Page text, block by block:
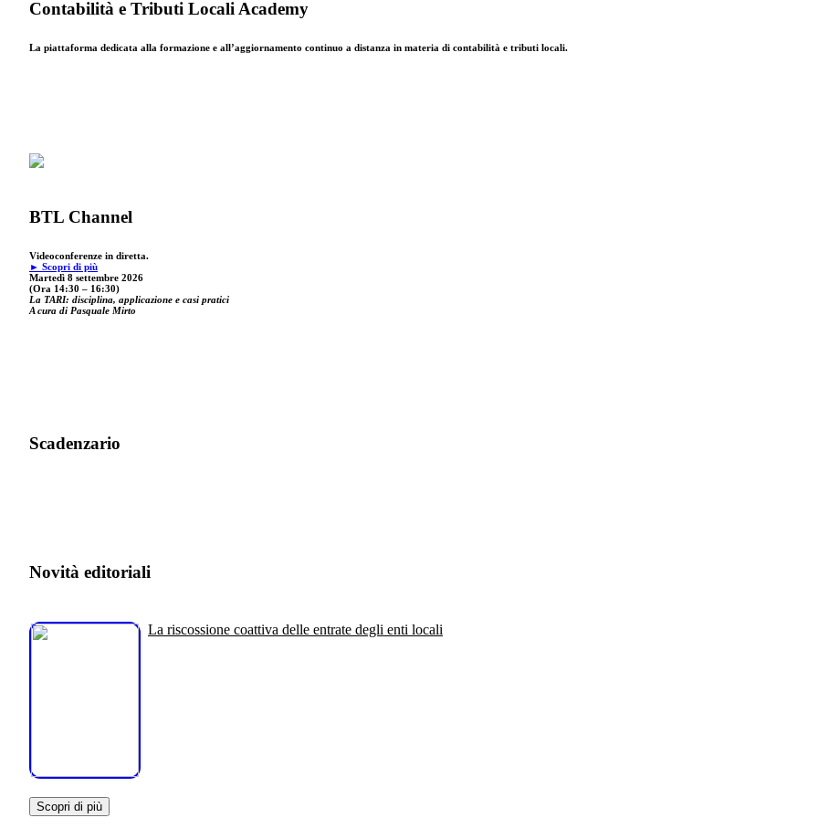
Contabilità e Tributi Locali Academy
La piattaforma dedicata alla formazione e all’aggiornamento continuo a distanza in materia di contabilità e tributi locali.
BTL Channel
Videoconferenze in diretta.
► Scopri di più
Martedì 8 settembre 2026
(Ora 14:30 – 16:30)
La TARI: disciplina, applicazione e casi pratici
A cura di Pasquale Mirto
Scadenzario
Novità editoriali
La riscossione coattiva delle entrate degli enti locali
Scopri di più